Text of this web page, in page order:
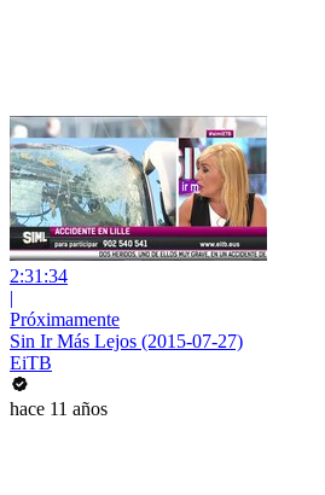
2:31:34
|
Próximamente
Sin Ir Más Lejos (2015-07-27)
EiTB
hace 11 años